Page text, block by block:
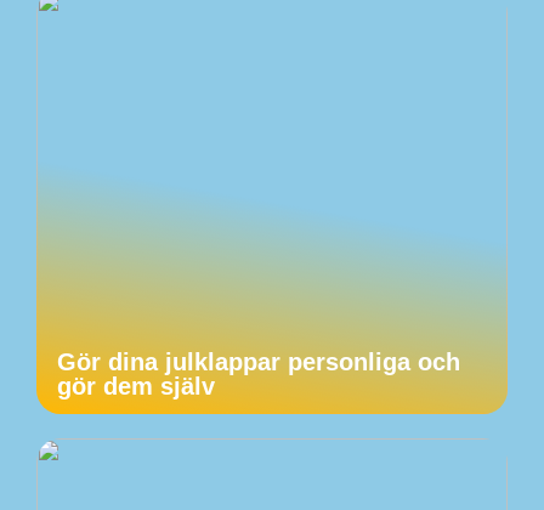
Gör dina julklappar personliga och
gör dem själv